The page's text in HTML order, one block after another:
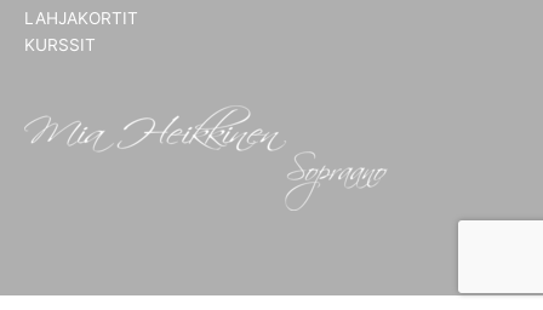
LAHJAKORTIT
KURSSIT